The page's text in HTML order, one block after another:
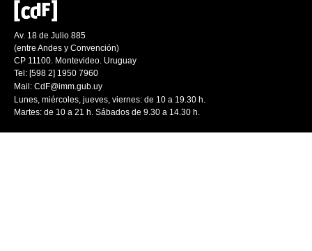
Av. 18 de Julio 885
(entre Andes y Convención)
CP 11100. Montevideo. Uruguay
Tel: [598 2] 1950 7960
Mail: CdF@imm.gub.uy
Lunes, miércoles, jueves, viernes: de 10 a 19.30 h.
Martes: de 10 a 21 h. Sábados de 9.30 a 14.30 h.